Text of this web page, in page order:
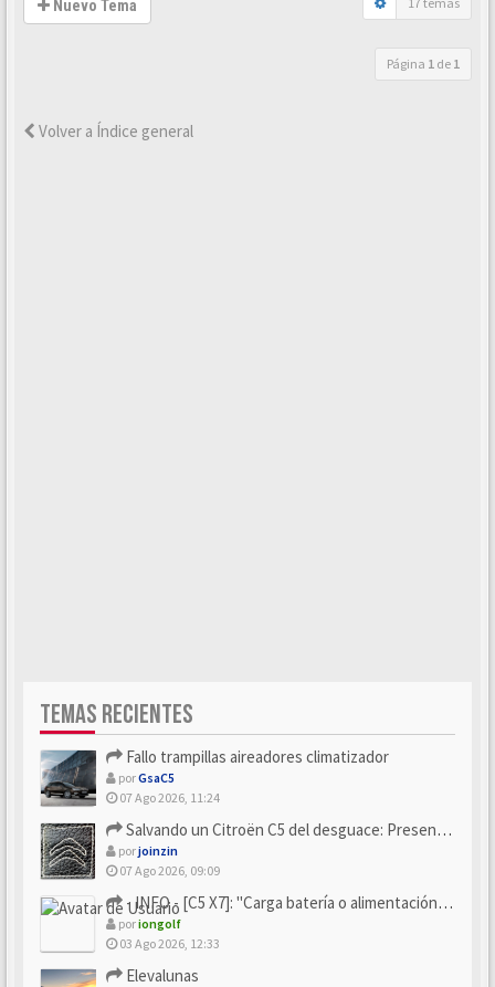
Nuevo Tema
Página 1 de 1
Volver a Índice general
TEMAS RECIENTES
Fallo trampillas aireadores climatizador
porGsaC5
07 Ago 2026, 11:24
Salvando un Citroën C5 del desguace: Presentación y seguimiento
porjoinzin
07 Ago 2026, 09:09
- INFO - [C5 X7]: "Carga batería o alimentación eléctri...
poriongolf
03 Ago 2026, 12:33
Elevalunas